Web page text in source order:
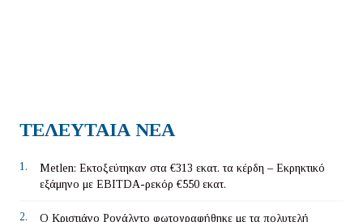
ΤΕΛΕΥΤΑΙΑ ΝΕΑ
1.
Metlen: Εκτοξεύτηκαν στα €313 εκατ. τα κέρδη – Εκρηκτικό
εξάμηνο με EBITDA-ρεκόρ €550 εκατ.
2.
Ο Κριστιάνο Ρονάλντο φωτογραφήθηκε με τα πολυτελή